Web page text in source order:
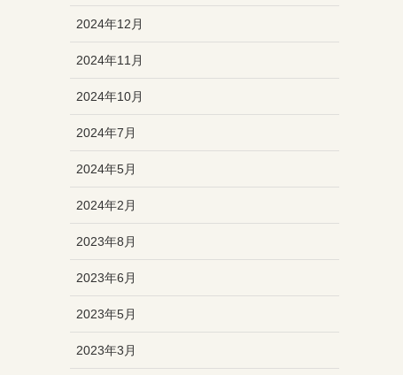
2024年12月
2024年11月
2024年10月
2024年7月
2024年5月
2024年2月
2023年8月
2023年6月
2023年5月
2023年3月